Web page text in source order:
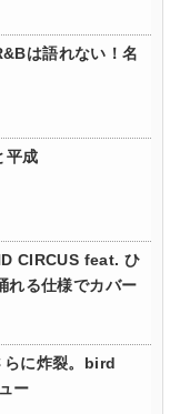
は語れない！名
平成
CIRCUS feat. ひ
れる仕様でカバー
らに炸裂。bird
ー